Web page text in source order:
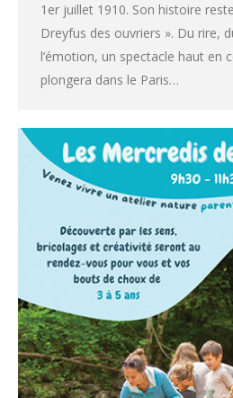
1er juillet 1910. Son histoire
Dreyfus des ouvriers ». Du rire,
l’émotion, un spectacle haut en
plongera dans le Paris…